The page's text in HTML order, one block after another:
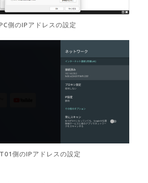
側のIPアドレスの設定
側のIPアドレスの設定